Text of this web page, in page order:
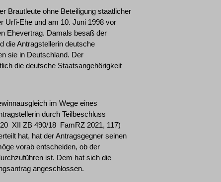
Brautleute ohne Beteiligung staatlicher
Urfi-Ehe und am 10. Juni 1998 vor
Ehevertrag. Damals besaß der
die Antragstellerin deutsche
sie in Deutschland. Der
die deutsche Staatsangehörigkeit
im Wege eines
durch Teilbeschluss
XII ZB 490/18 ­ FamRZ 2021, 117)
hat, hat der Antragsgegner seinen
vorab entscheiden, ob der
ist. Dem hat sich die
angeschlossen.